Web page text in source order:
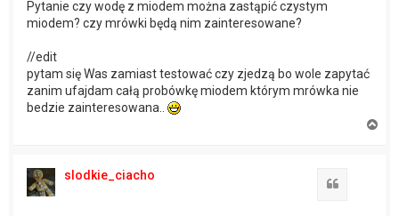
Pytanie czy wodę z miodem można zastąpić czystym
miodem? czy mrówki będą nim zainteresowane?
//edit
pytam się Was zamiast testować czy zjedzą bo wole zapytać
zanim ufajdam całą probówkę miodem którym mrówka nie
bedzie zainteresowana..
slodkie_ciacho